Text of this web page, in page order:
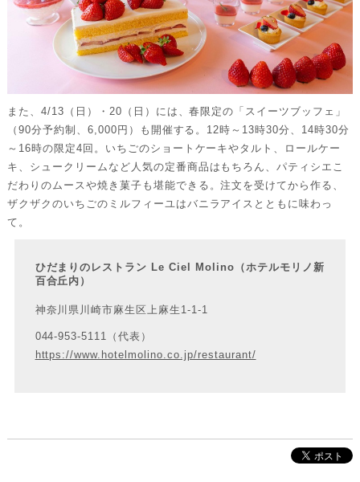
また、4/13（日）・20（日）には、春限定の「スイーツブッフェ」
（90分予約制、6,000円）も開催する。12時～13時30分、14時30分
～16時の限定4回。いちごのショートケーキやタルト、ロールケー
キ、シュークリームなど人気の定番商品はもちろん、パティシエこ
だわりのムースや焼き菓子も堪能できる。注文を受けてから作る、
ザクザクのいちごのミルフィーユはバニラアイスとともに味わっ
て。
ひだまりのレストラン Le Ciel Molino（ホテルモリノ新
百合丘内）
神奈川県川崎市麻生区上麻生1-1-1
044-953-5111（代表）
https://www.hotelmolino.co.jp/restaurant/